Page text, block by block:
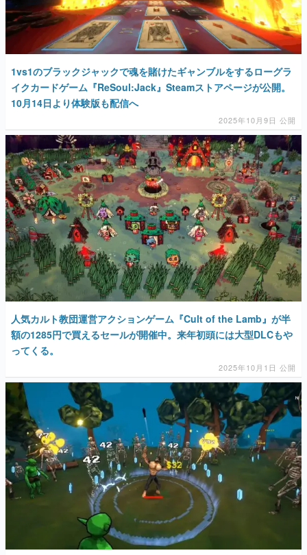
1vs1のブラックジャックで魂を賭けたギャンブルをするローグラ
イクカードゲーム『ReSoul:Jack』Steamストアページが公開。
10月14日より体験版も配信へ
2025年10月9日 公開
人気カルト教団運営アクションゲーム『Cult of the Lamb』が半
額の1285円で買えるセールが開催中。来年初頭には大型DLCもや
ってくる。
2025年10月1日 公開